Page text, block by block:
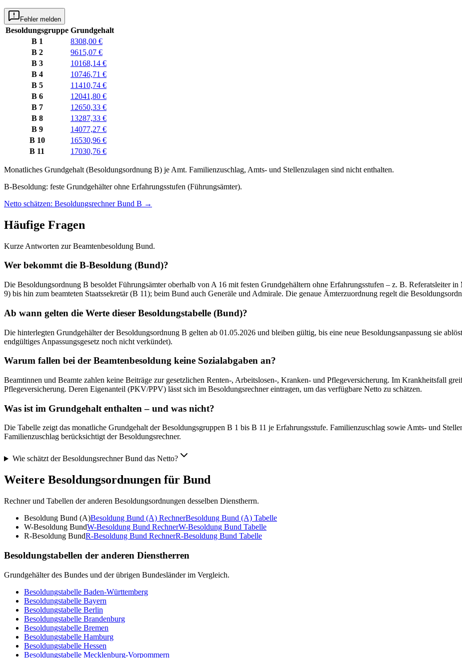
Fehler melden
Besoldungsgruppe Grundgehalt
B 1
8308,00 €
B 2
9615,07 €
B 3
10168,14 €
B 4
10746,71 €
B 5
11410,74 €
B 6
12041,80 €
B 7
12650,33 €
B 8
13287,33 €
B 9
14077,27 €
B 10
16530,96 €
B 11
17030,76 €
Monatliches Grundgehalt (Besoldungsordnung B) je Amt. Familienzuschlag, Amts- und Stellenzulagen sind nicht enthalten.
B-Besoldung: feste Grundgehälter ohne Erfahrungsstufen (Führungsämter).
Netto schätzen: Besoldungsrechner Bund B →
Häufige Fragen
Kurze Antworten zur Beamtenbesoldung Bund.
Wer bekommt die B-Besoldung (Bund)?
Die Besoldungsordnung B besoldet Führungsämter oberhalb von A 16 mit festen Grundgehältern ohne Erfahrungsstufen – z. B. Referatsleiter
9) bis hin zum beamteten Staatssekretär (B 11); beim Bund auch Generäle und Admirale. Die genaue Ämterzuordnung regelt die
Ab wann gelten die Werte dieser Besoldungstabelle (Bund)?
Die hinterlegten Grundgehälter der Besoldungsordnung B gelten ab 01.05.2026 und bleiben gültig, bis eine neue Besoldungsanpassung sie
endgültiges Anpassungsgesetz noch nicht verkündet).
Warum fallen bei der Beamtenbesoldung keine Sozialabgaben an?
Beamtinnen und Beamte zahlen keine Beiträge zur gesetzlichen Renten-, Arbeitslosen-, Kranken- und Pflegeversicherung. Im Krankheitsfall
Pflegeversicherung. Deren Eigenanteil (PKV/PPV) lässt sich im Besoldungsrechner eintragen, um das verfügbare Netto zu schätzen.
Was ist im Grundgehalt enthalten – und was nicht?
Die Tabelle zeigt das monatliche Grundgehalt der Besoldungsgruppen B 1 bis B 11 je Erfahrungsstufe. Familienzuschlag sowie Amts- und
Familienzuschlag berücksichtigt der Besoldungsrechner.
Wie schätzt der Besoldungsrechner Bund das Netto?
Weitere Besoldungsordnungen für Bund
Rechner und Tabellen der anderen Besoldungsordnungen desselben Dienstherrn.
Besoldung Bund (A)Besoldung Bund (A) RechnerBesoldung Bund (A) Tabelle
W-Besoldung BundW-Besoldung Bund RechnerW-Besoldung Bund Tabelle
R-Besoldung BundR-Besoldung Bund RechnerR-Besoldung Bund Tabelle
Besoldungstabellen der anderen Dienstherren
Grundgehälter des Bundes und der übrigen Bundesländer im Vergleich.
Besoldungstabelle Baden-Württemberg
Besoldungstabelle Bayern
Besoldungstabelle Berlin
Besoldungstabelle Brandenburg
Besoldungstabelle Bremen
Besoldungstabelle Hamburg
Besoldungstabelle Hessen
Besoldungstabelle Mecklenburg-Vorpommern